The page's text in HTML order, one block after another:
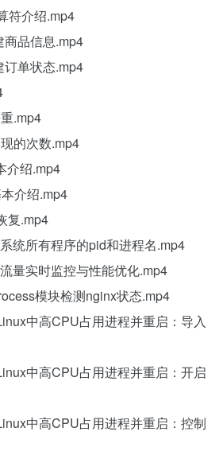
符介绍.mp4
商品信息.mp4
订单状态.mp4
.mp4
的次数.mp4
介绍.mp4
介绍.mp4
复.mp4
统所有程序的pid和进程名.mp4
量实时监控与性能优化.mp4
模块检测nginx状态.mp4
中高CPU占用进程并重启：导入
中高CPU占用进程并重启：开启
中高CPU占用进程并重启：控制